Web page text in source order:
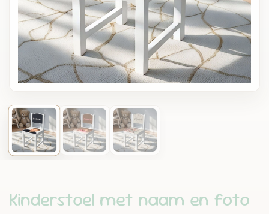
Kinderstoel met naam en foto